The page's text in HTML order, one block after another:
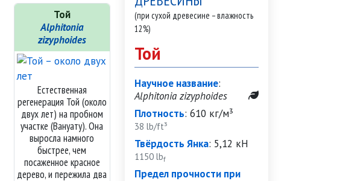
Той
Alphitonia
zizyphoides
Естественная
регенерация Той (около
двух лет) на пробном
участке (Вануату). Она
выросла намного
быстрее, чем
посаженное красное
дерево, и пережила два
(при сухой древесине – влажность
12%)
Той
Научное название:
Alphitonia zizyphoides
Плотность: 610 кг/м³
38 lb/ft³
Твёрдость Янка: 5,12 кН
1150 lbf
Предел прочности при